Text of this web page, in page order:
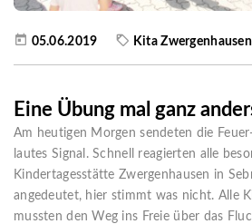
05.06.2019 Kita Zwergenhausen
Eine Übung mal ganz
Am heutigen Morgen sendeten die
lautes Signal. Schnell reagierten alle
Kindertagesstätte Zwergenhausen in
angedeutet, hier stimmt was nicht. Alle
mussten den Weg ins Freie über das